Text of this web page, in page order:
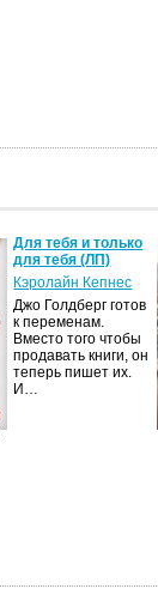
Для тебя и только
для тебя (ЛП)
Кэролайн Кепнес
Джо Голдберг готов
к переменам.
Вместо того чтобы
продавать книги, он
теперь пишет их.
И…